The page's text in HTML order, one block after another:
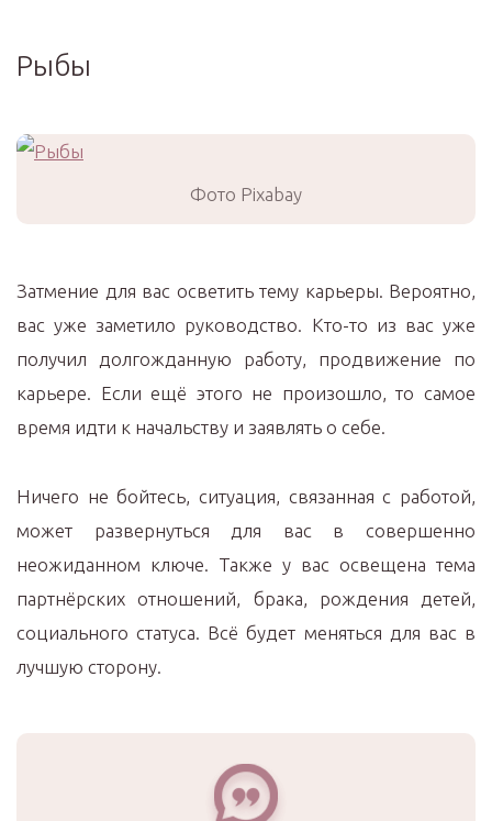
Рыбы
Фото Pixabay
Затмение для вас осветить тему карьеры. Вероятно,
вас уже заметило руководство. Кто-то из вас уже
получил долгожданную работу, продвижение по
карьере. Если ещё этого не произошло, то самое
время идти к начальству и заявлять о себе.
Ничего не бойтесь, ситуация, связанная с работой,
может развернуться для вас в совершенно
неожиданном ключе. Также у вас освещена тема
партнёрских отношений, брака, рождения детей,
социального статуса. Всё будет меняться для вас в
лучшую сторону.